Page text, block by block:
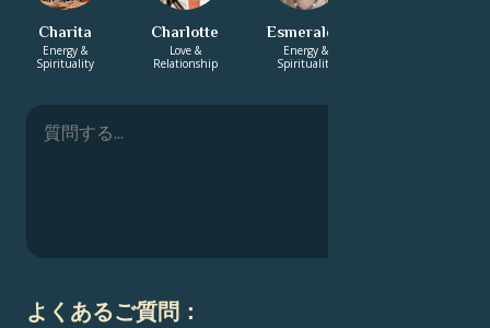
Charita
Energy &
Spirituality
Charlotte
Love &
Relationship
Esmeralda
Energy &
Spirituality
よくあるご質問：